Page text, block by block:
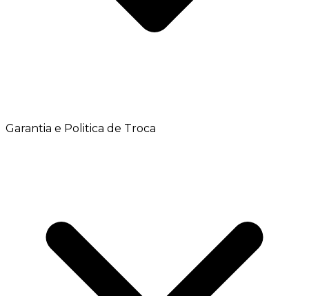
Garantia e Politica de Troca